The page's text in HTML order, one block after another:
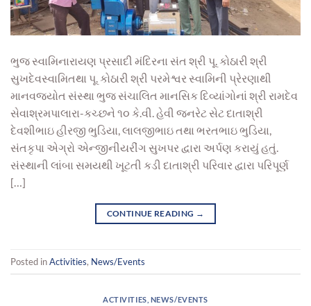
ભુજ સ્વામિનારાયણ પ્રસાદી મંદિરના સંત શ્રી પૂ. કોઠારી શ્રી
સુખદેવસ્વામિતથા પૂ. કોઠારી શ્રી પરમેશ્વર સ્વામિની પ્રેરણાથી
માનવજ્યોત સંસ્થા ભુજ સંચાલિત માનસિક દિવ્યાંગોનાં શ્રી રામદેવ
સેવાશ્રમપાલારા-કચ્છને ૧૦ કે.વી. હેવી જનરેટ સેટ દાતાશ્રી
દેવશીભાઇ હીરજી ભુડિયા, લાલજીભાઇ તથા ભરતભાઇ ભુડિયા,
સંતકૃપા એગ્રો એન્જીનીયરીંગ સુખપર દ્વારા અર્પણ કરાયું હતું.
સંસ્થાની લાંબા સમયથી ખૂટતી કડી દાતાશ્રી પરિવાર દ્વારા પરિપૂર્ણ
[…]
CONTINUE READING →
Posted inActivities, News/Events
ACTIVITIES NEWS/EVENTS